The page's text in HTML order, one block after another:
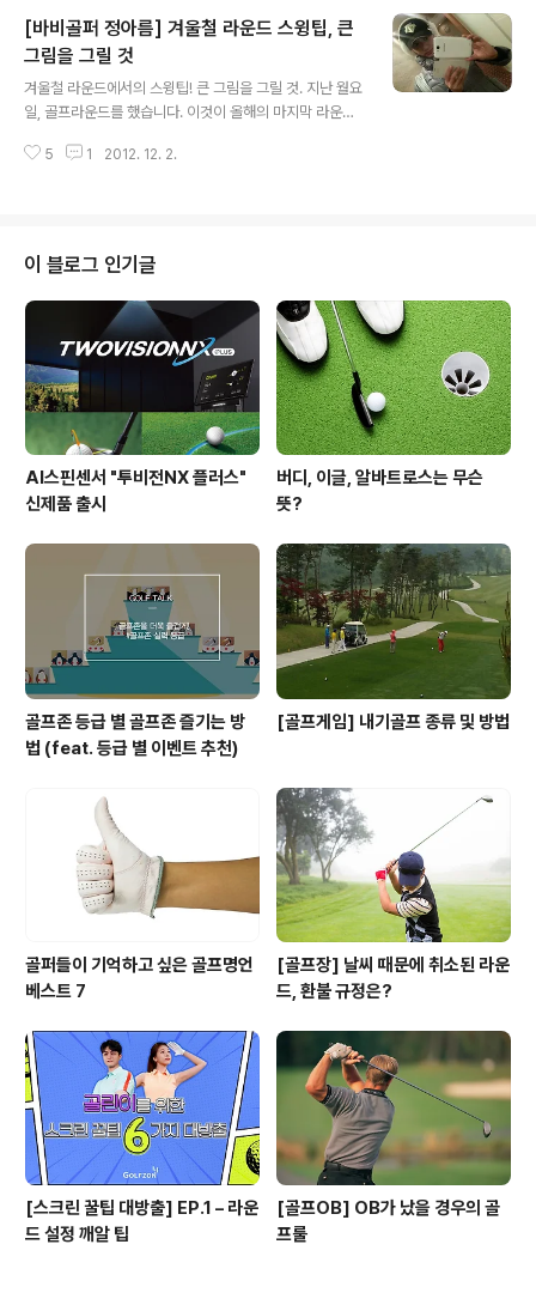
럼 톱 클래스 선수들도 경기력 향상을 위해 몸 만들기에 주
력한다. 그런데 정작 일반 골퍼들은 스윙에 신경 쓸 뿐 체력
단련에 소홀하다. 30년 전만 해도 프로골퍼들 역시 체력단
련에 힘쓰지 않았다. 오늘날에는 시합장마다 체력 단련실
이 구비돼 있고 운동기구가 있는 이동식 버스가 제공된다.
체력단련의 중요성은 처음 PGA시니어 투어에서 시작됐
[바비골퍼 정아름] 겨울철 라운드 스윙팁, 큰
그림을 그릴 것
겨울철 라운드에서의 스윙팁! 큰 그림을 그릴 것. 지난 월요
일, 골프라운드를 했습니다. 이것이 올해의 마지막 라운드
은 겨울철 라운드 스윙 팁 한 가지를 공유합니다. 바로 큰
기 힘들죠. 완벽한 스윙을 구사하려고 무리한 시도를 하다
가는 원하는 샷도 할 수 없고 오히려 실수만 많이 나오게 됩
니다. 손으로 조절을 하게 되면서 나쁜 습관들이 생길 수도
있구요. 제일 먼저 가져야 할 마음가짐은 편안한 마음으로
라운드를 즐긴다... 그저 얼어 죽지 않고 살아남는다...입니
다. 베스트 스코어를 쳐 ..
5 1 2012. 12. 2.
이 블로그 인기글
AI스핀센서 "투비전NX 플러스"
신제품 출시
버디, 이글, 알바트로스는 무슨
뜻?
골프존 등급 별 골프존 즐기는 방
법 (feat. 등급 별 이벤트 추천)
[골프게임] 내기골프 종류 및 방법
골퍼들이 기억하고 싶은 골프명언
베스트 7
[골프장] 날씨 때문에 취소된 라운
드, 환불 규정은?
[스크린 꿀팁 대방출] EP.1 – 라운
드 설정 깨알 팁
[골프OB] OB가 났을 경우의 골
프룰